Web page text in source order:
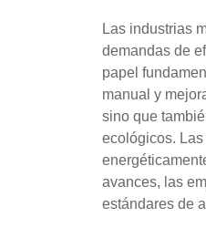
Las industrias
demandas de
papel
manual y
sino que
ecológicos.
avances, las
estándares de